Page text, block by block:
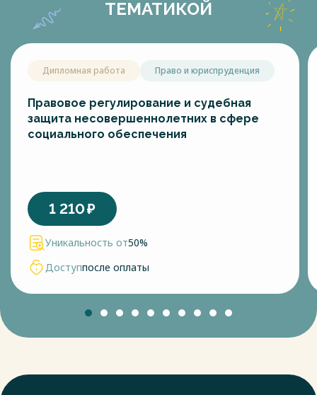
ТЕМАТИКОЙ
Дипломная работа Право и юриспруденция
Правовое регулирование и судебная
защита несовершеннолетних в сфере
социального обеспечения
1 210₽
Уникальность от50%
Доступпосле оплаты